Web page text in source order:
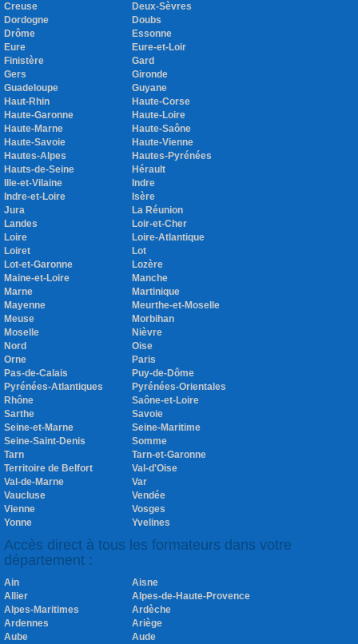
Creuse
Deux-Sèvres
Dordogne
Doubs
Drôme
Essonne
Eure
Eure-et-Loir
Finistère
Gard
Gers
Gironde
Guadeloupe
Guyane
Haut-Rhin
Haute-Corse
Haute-Garonne
Haute-Loire
Haute-Marne
Haute-Saône
Haute-Savoie
Haute-Vienne
Hautes-Alpes
Hautes-Pyrénées
Hauts-de-Seine
Hérault
Ille-et-Vilaine
Indre
Indre-et-Loire
Isère
Jura
La Réunion
Landes
Loir-et-Cher
Loire
Loire-Atlantique
Loiret
Lot
Lot-et-Garonne
Lozère
Maine-et-Loire
Manche
Marne
Martinique
Mayenne
Meurthe-et-Moselle
Meuse
Morbihan
Moselle
Nièvre
Nord
Oise
Orne
Paris
Pas-de-Calais
Puy-de-Dôme
Pyrénées-Atlantiques
Pyrénées-Orientales
Rhône
Saône-et-Loire
Sarthe
Savoie
Seine-et-Marne
Seine-Maritime
Seine-Saint-Denis
Somme
Tarn
Tarn-et-Garonne
Territoire de Belfort
Val-d'Oise
Val-de-Marne
Var
Vaucluse
Vendée
Vienne
Vosges
Yonne
Yvelines
Accès direct à tous les formateurs dans votre
département :
Ain
Aisne
Allier
Alpes-de-Haute-Provence
Alpes-Maritimes
Ardèche
Ardennes
Ariège
Aube
Aude